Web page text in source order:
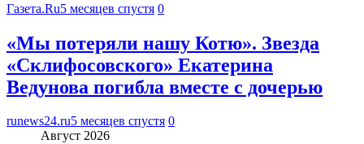
Газета.Ru5 месяцев спустя 0
«Мы потеряли нашу Котю». Звезда
«Склифосовского» Екатерина
Ведунова погибла вместе с дочерью
runews24.ru5 месяцев спустя 0
Август 2026